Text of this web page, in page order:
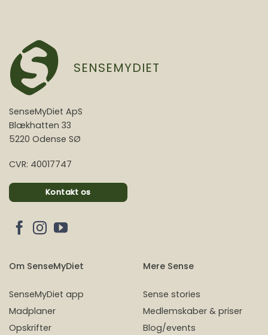
SENSEMYDIET
SenseMyDiet ApS
Blækhatten 33
5220 Odense SØ
CVR: 40017747
Kontakt os
Om SenseMyDiet
SenseMyDiet app
Madplaner
Opskrifter
Mere Sense
Sense stories
Medlemskaber & priser
Blog/events